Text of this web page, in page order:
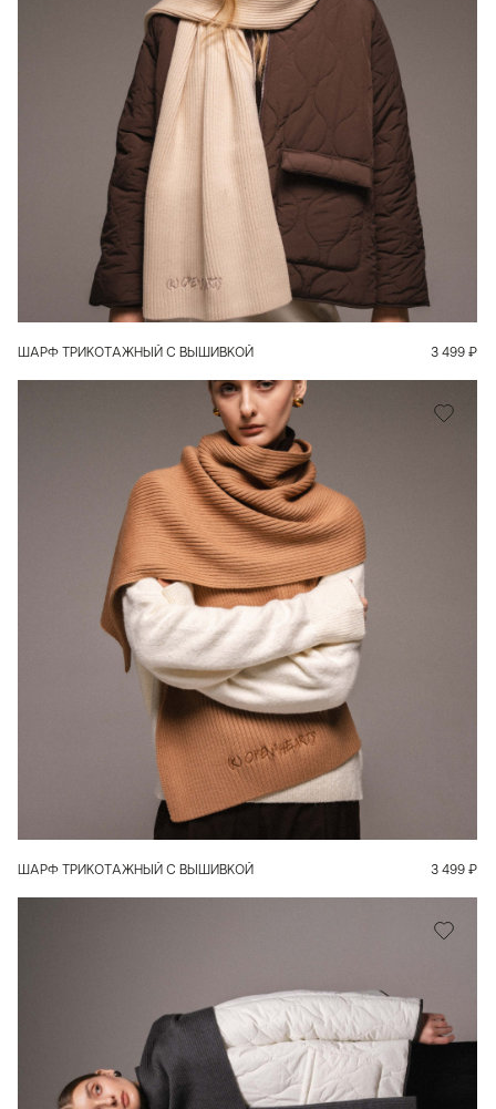
ШАРФ ТРИКОТАЖНЫЙ С ВЫШИВКОЙ 3 499 ₽
В КОРЗИНУ
ШАРФ ТРИКОТАЖНЫЙ С ВЫШИВКОЙ 3 499 ₽